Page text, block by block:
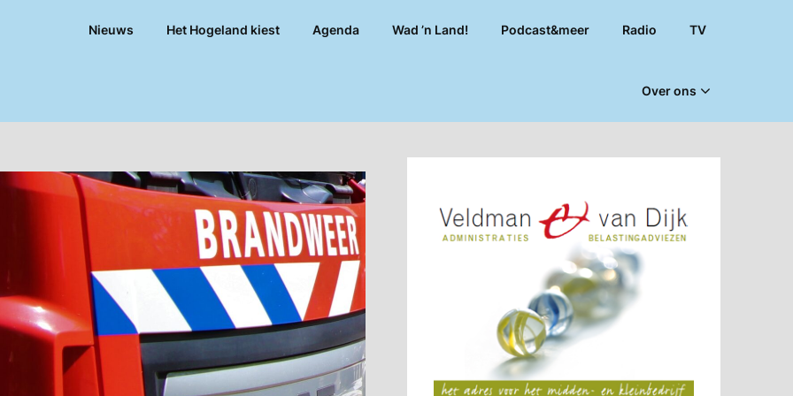
Nieuws Het Hogeland kiest Agenda Wad ’n Land! Podcast&meer Radio TV
Over ons